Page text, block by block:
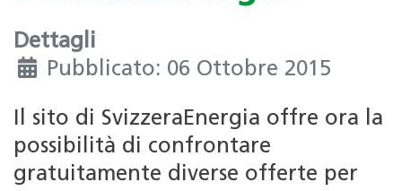
Dettagli
Pubblicato: 06 Ottobre 2015
Il sito di SvizzeraEnergia offre ora la
possibilità di confrontare
gratuitamente diverse offerte per